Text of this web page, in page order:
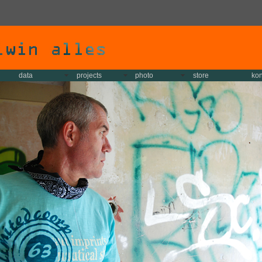
data projects photo store